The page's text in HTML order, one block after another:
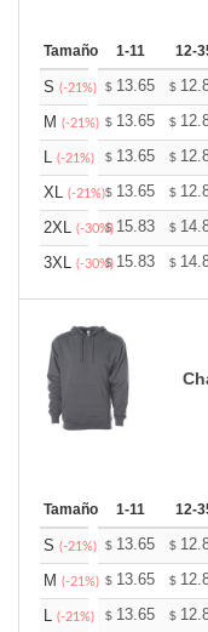
Tamaño 1-11 12-
S (-21%) $ 13.65 $
M (-21%) $ 13.65 $
L (-21%) $ 13.65 $
XL (-21%)$ 13.65 $
2XL (-30%)
$ 15.83 $
3XL (-30%)
$ 15.83 $
Tamaño 1-11 12-
S (-21%) $ 13.65 $
M (-21%) $ 13.65 $
L (-21%) $ 13.65 $